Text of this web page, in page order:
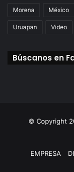
Morena México
Uruapan Video
Búscanos en
© Copyright
EMPRESA